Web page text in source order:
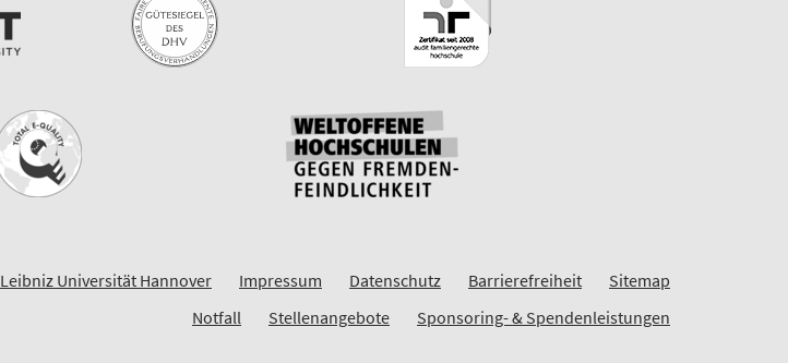
Leibniz Universität Hannover Impressum Datenschutz Barrierefreiheit
Sitemap
Notfall
Stellenangebote Sponsoring- & Spendenleistungen